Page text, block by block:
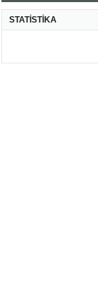
STATİSTİKA